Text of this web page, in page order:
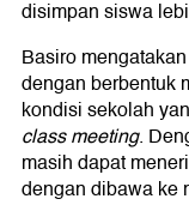
disimpan siswa
Basiro
dengan berbentuk
kondisi sekolah
class meeting.
masih dapat
dengan dibawa ke